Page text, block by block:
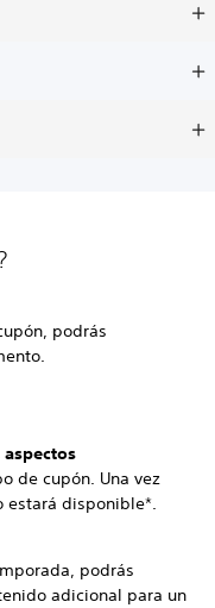
podrás
de cupón. Una vez
estará disponible*.
podrás
adicional para un